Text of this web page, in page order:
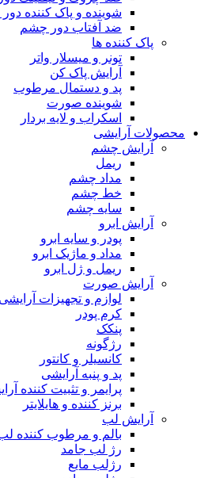
شوینده و پاک کننده
ضد آفتاب دور چشم
پاک کننده ها
تونر و میسلار واتر
آرایش پاک کن
پد و دستمال مرطوب
شوینده صورت
اسکراب و لایه بردار
محصولات آرایشی
آرایش چشم
ریمل
مداد چشم
خط چشم
سایه چشم
آرایش ابرو
پودر و سایه ابرو
مداد و ماژیک ابرو
ریمل و ژل ابرو
آرایش صورت
لوازم و تجهیزات آرایشی
کرم پودر
پنکک
رژگونه
کانسیلر و کانتور
پد و پنبه آرایشی
پرایمر و تثبیت کننده
برنز کننده و هایلایتر
آرایش لب
بالم و مرطوب کننده
رژ لب جامد
رژلب مایع